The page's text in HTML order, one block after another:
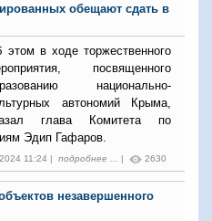
обещают сдать в
этом в ходе торжественного
посвященного
национально-
автономий Крыма,
глава Комитета по
Эдип Гафаров.
11:24 | подробнее ... | 2630
незавершенного